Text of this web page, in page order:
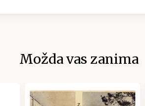
Možda vas zanima